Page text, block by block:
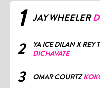
1 JAY WHEELER
2
YA ICE DILAN X REY
DICHAVATE
3 OMAR COURTZ